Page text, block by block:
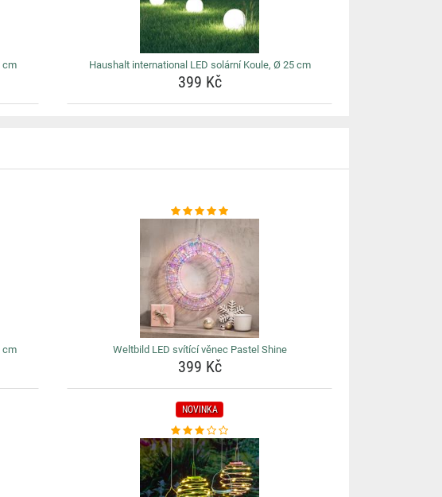
cm Haushalt international LED solární Koule, Ø 25 cm
399 Kč
cm Weltbild LED svítící věnec Pastel Shine
399 Kč
NOVINKA